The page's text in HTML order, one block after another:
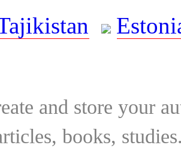
and store your
books,